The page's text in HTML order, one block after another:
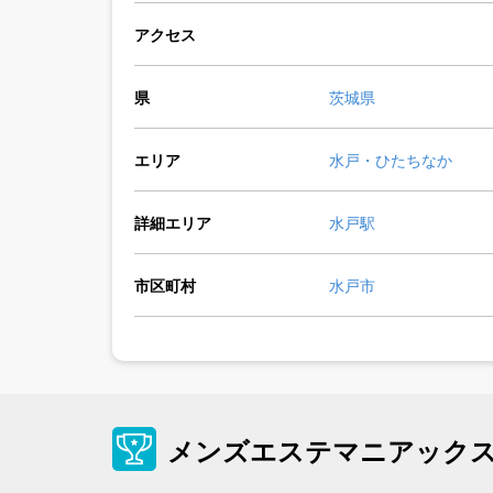
アクセス
県 茨城県
エリア 水戸・ひたちなか
詳細エリア 水戸駅
市区町村 水戸市
メンズエステマニアック